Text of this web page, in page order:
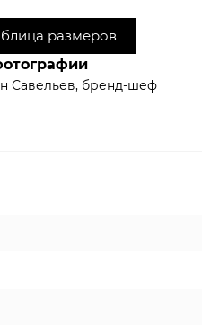
размеров
Савельев, бренд-шеф